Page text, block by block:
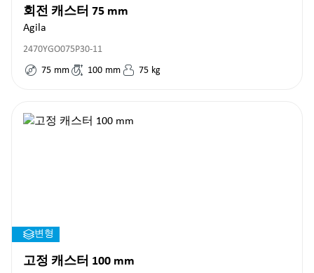
회전 캐스터 75 mm
Agila
2470YGO075P30-11
75 mm 100 mm 75 kg
변형
고정 캐스터 100 mm